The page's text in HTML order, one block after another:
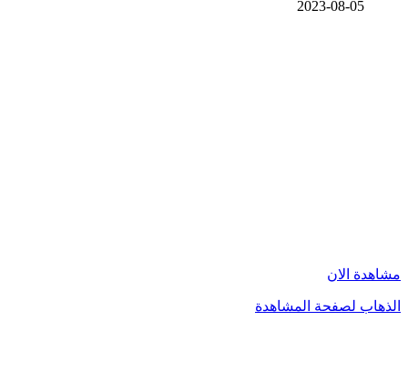
2023-08-05
مشاهدة الان
الذهاب لصفحة المشاهدة